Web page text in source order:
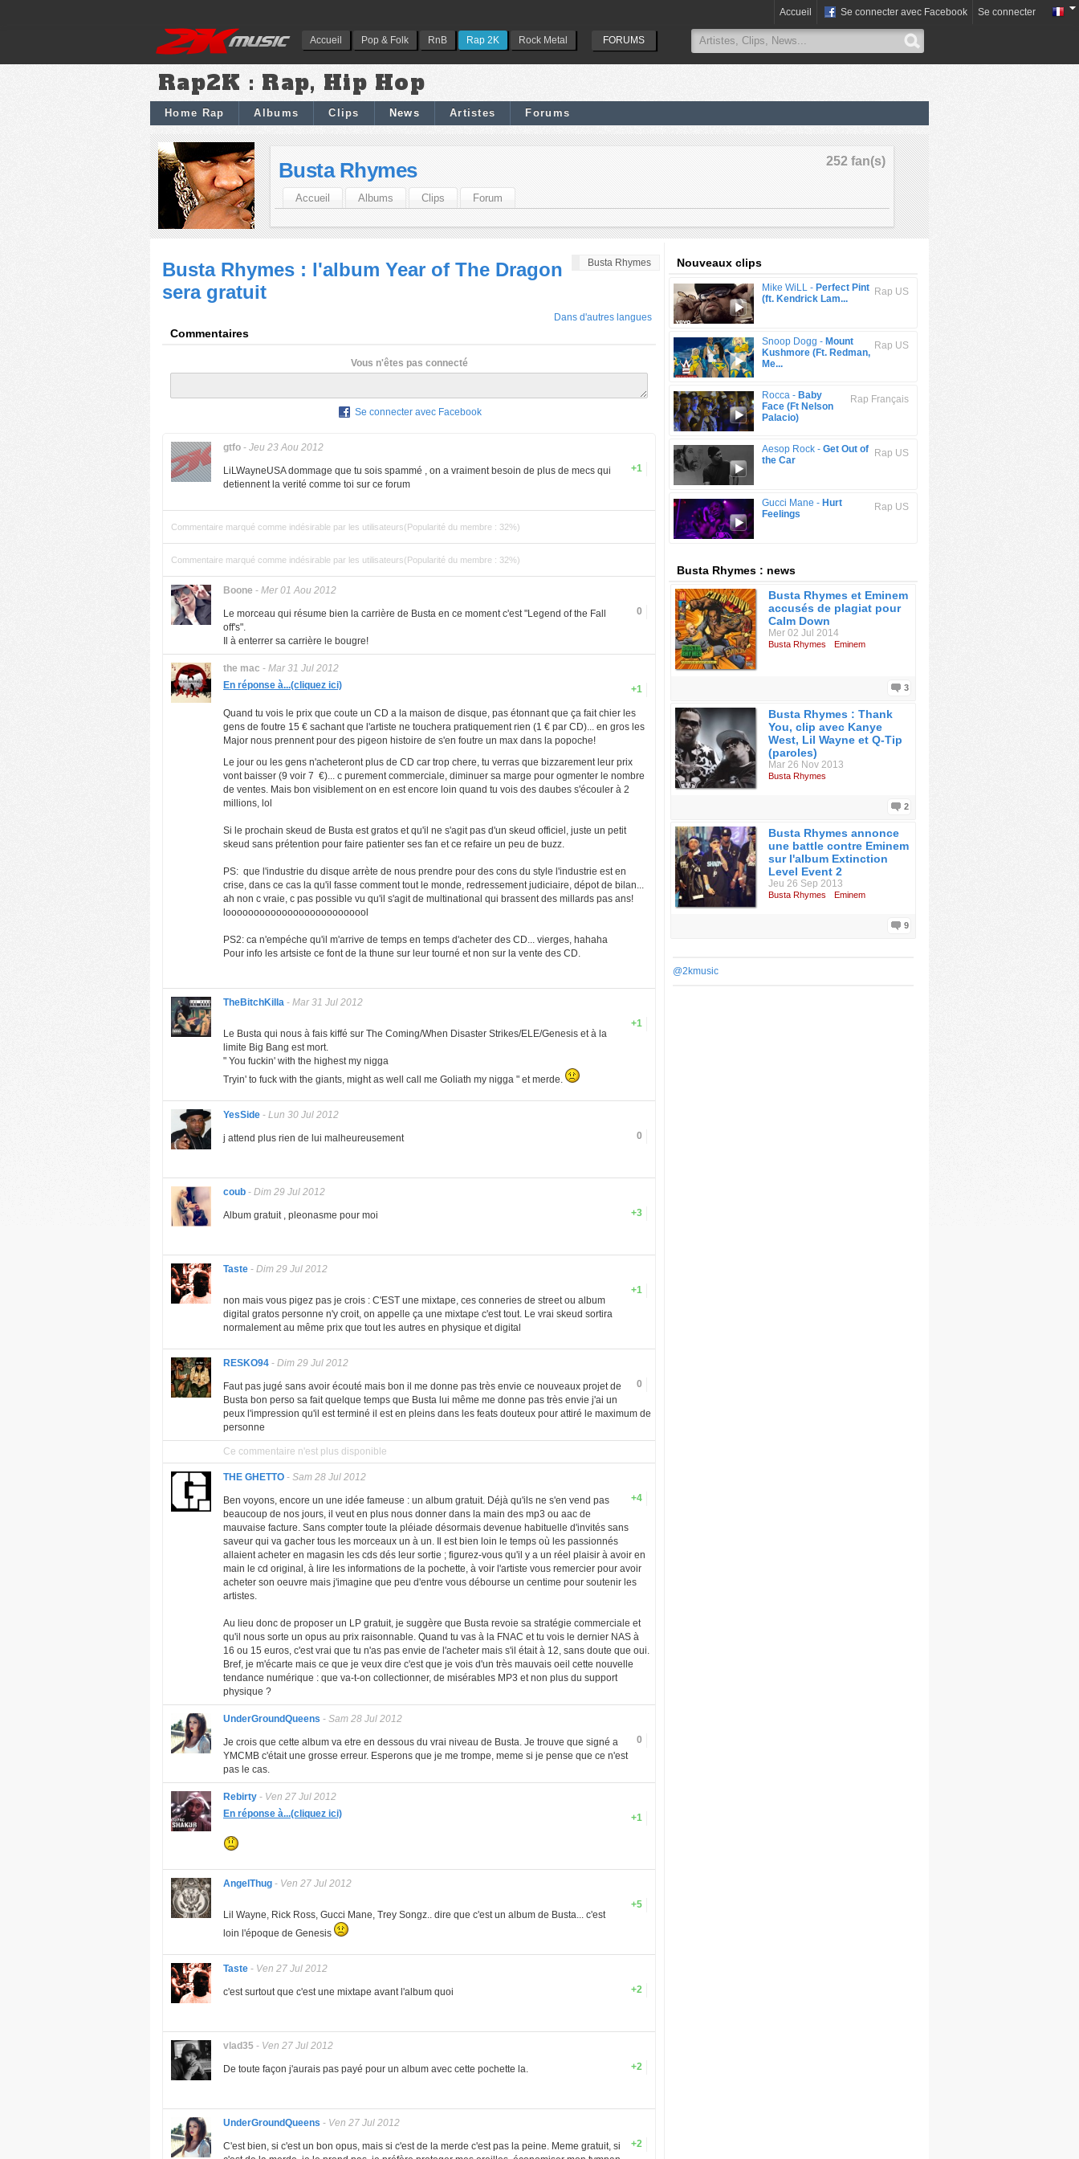
Accueil Pop & Folk RnB Rap 2K Rock Metal FORUMS
Accueil Se connecter avec Facebook Se connecter
Rap2K : Rap, Hip Hop
Home Rap Albums Clips News Artistes Forums
252 fan(s)
Busta Rhymes
Accueil Albums Clips Forum
Busta Rhymes
Busta Rhymes : l'album Year of The Dragon
sera gratuit
Dans d'autres langues
Commentaires
Vous n'êtes pas connecté
Se connecter avec Facebook
gtfo - Jeu 23 Aou 2012
+1
LiLWayneUSA dommage que tu sois spammé , on a vraiment besoin de plus de mecs qui
detiennent la verité comme toi sur ce forum
Commentaire marqué comme indésirable par les utilisateurs(Popularité du membre : 32%)
Commentaire marqué comme indésirable par les utilisateurs(Popularité du membre : 32%)
Boone - Mer 01 Aou 2012
0
Le morceau qui résume bien la carrière de Busta en ce moment c'est "Legend of the Fall
off's".
Il à enterrer sa carrière le bougre!
the mac - Mar 31 Jul 2012
+1
En réponse à...(cliquez ici)
Quand tu vois le prix que coute un CD a la maison de disque, pas étonnant que ça fait chier les
gens de foutre 15 € sachant que l'artiste ne touchera pratiquement rien (1 € par CD)... en gros les
Major nous prennent pour des pigeon histoire de s'en foutre un max dans la popoche!
Le jour ou les gens n'acheteront plus de CD car trop chere, tu verras que bizzarement leur prix
vont baisser (9 voir 7 €)... c purement commerciale, diminuer sa marge pour ogmenter le nombre
de ventes. Mais bon visiblement on en est encore loin quand tu vois des daubes s'écouler à 2
millions, lol
Si le prochain skeud de Busta est gratos et qu'il ne s'agit pas d'un skeud officiel, juste un petit
skeud sans prétention pour faire patienter ses fan et ce refaire un peu de buzz.
PS: que l'industrie du disque arrète de nous prendre pour des cons du style l'industrie est en
crise, dans ce cas la qu'il fasse comment tout le monde, redressement judiciaire, dépot de bilan...
ah non c vraie, c pas possible vu qu'il s'agit de multinational qui brassent des millards pas ans!
loooooooooooooooooooooooool
PS2: ca n'empéche qu'il m'arrive de temps en temps d'acheter des CD... vierges, hahaha
Pour info les artsiste ce font de la thune sur leur tourné et non sur la vente des CD.
TheBitchKilla - Mar 31 Jul 2012
+1
Le Busta qui nous à fais kiffé sur The Coming/When Disaster Strikes/ELE/Genesis et à la
limite Big Bang est mort.
" You fuckin' with the highest my nigga
Tryin' to fuck with the giants, might as well call me Goliath my nigga " et merde.
YesSide - Lun 30 Jul 2012
0
j attend plus rien de lui malheureusement
coub - Dim 29 Jul 2012
+3
Album gratuit , pleonasme pour moi
Taste - Dim 29 Jul 2012
+1
non mais vous pigez pas je crois : C'EST une mixtape, ces conneries de street ou album
digital gratos personne n'y croit, on appelle ça une mixtape c'est tout. Le vrai skeud sortira
normalement au même prix que tout les autres en physique et digital
RESKO94 - Dim 29 Jul 2012
0
Faut pas jugé sans avoir écouté mais bon il me donne pas très envie ce nouveaux projet de
Busta bon perso sa fait quelque temps que Busta lui même me donne pas très envie j'ai un
peux l'impression qu'il est terminé il est en pleins dans les feats douteux pour attiré le maximum de
personne
Ce commentaire n'est plus disponible
THE GHETTO - Sam 28 Jul 2012
+4
Ben voyons, encore un une idée fameuse : un album gratuit. Déjà qu'ils ne s'en vend pas
beaucoup de nos jours, il veut en plus nous donner dans la main des mp3 ou aac de
mauvaise facture. Sans compter toute la pléiade désormais devenue habituelle d'invités sans
saveur qui va gacher tous les morceaux un à un. Il est bien loin le temps où les passionnés
allaient acheter en magasin les cds dés leur sortie ; figurez-vous qu'il y a un réel plaisir à avoir en
main le cd original, à lire les informations de la pochette, à voir l'artiste vous remercier pour avoir
acheter son oeuvre mais j'imagine que peu d'entre vous débourse un centime pour soutenir les
artistes.
Au lieu donc de proposer un LP gratuit, je suggère que Busta revoie sa stratégie commerciale et
qu'il nous sorte un opus au prix raisonnable. Quand tu vas à la FNAC et tu vois le dernier NAS à
16 ou 15 euros, c'est vrai que tu n'as pas envie de l'acheter mais s'il était à 12, sans doute que oui.
Bref, je m'écarte mais ce que je veux dire c'est que je vois d'un très mauvais oeil cette nouvelle
tendance numérique : que va-t-on collectionner, de misérables MP3 et non plus du support
physique ?
UnderGroundQueens - Sam 28 Jul 2012
0
Je crois que cette album va etre en dessous du vrai niveau de Busta. Je trouve que signé a
YMCMB c'était une grosse erreur. Esperons que je me trompe, meme si je pense que ce n'est
pas le cas.
Rebirty - Ven 27 Jul 2012
+1
En réponse à...(cliquez ici)
AngelThug - Ven 27 Jul 2012
+5
Lil Wayne, Rick Ross, Gucci Mane, Trey Songz.. dire que c'est un album de Busta... c'est
loin l'époque de Genesis
Taste - Ven 27 Jul 2012
+2
c'est surtout que c'est une mixtape avant l'album quoi
vlad35 - Ven 27 Jul 2012
+2
De toute façon j'aurais pas payé pour un album avec cette pochette la.
UnderGroundQueens - Ven 27 Jul 2012
+2
C'est bien, si c'est un bon opus, mais si c'est de la merde c'est pas la peine. Meme gratuit, si
Nouveaux clips
Rap US
Mike WiLL - Perfect Pint
(ft. Kendrick Lam...
Rap US
Snoop Dogg - Mount
Kushmore (Ft. Redman,
Me...
Rap Français
Rocca - Baby
Face (Ft Nelson
Palacio)
Rap US
Aesop Rock - Get Out of
the Car
Rap US
Gucci Mane - Hurt
Feelings
Busta Rhymes : news
Busta Rhymes et Eminem
accusés de plagiat pour
Calm Down
Mer 02 Jul 2014
Busta Rhymes Eminem
3
Busta Rhymes : Thank
You, clip avec Kanye
West, Lil Wayne et Q-Tip
(paroles)
Mar 26 Nov 2013
Busta Rhymes
2
Busta Rhymes annonce
une battle contre Eminem
sur l'album Extinction
Level Event 2
Jeu 26 Sep 2013
Busta Rhymes Eminem
9
@2kmusic